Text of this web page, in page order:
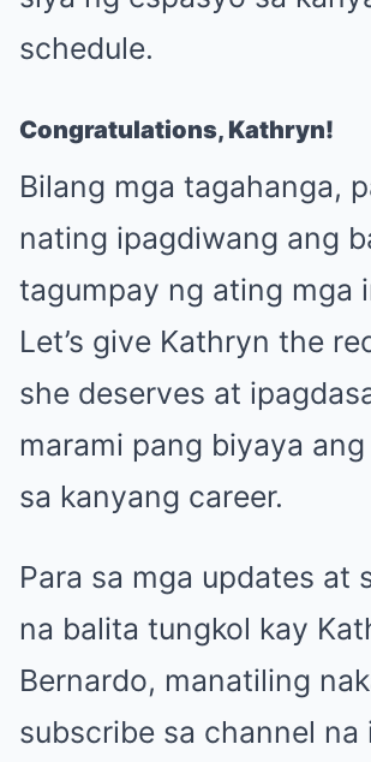
schedule.
Congratulations, Kathryn!
Bilang mga tagahanga,
nating ipagdiwang ang
tagumpay ng ating mga
Let’s give Kathryn the
she deserves at
marami pang biyaya
sa kanyang career.
Para sa mga updates at
na balita tungkol kay
Bernardo, manatiling
subscribe sa channel na